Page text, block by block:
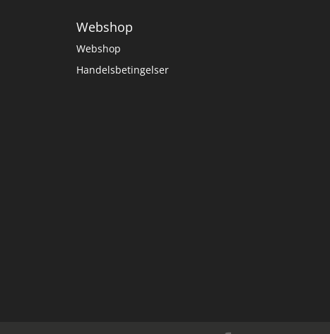
Webshop
Webshop
Handelsbetingelser